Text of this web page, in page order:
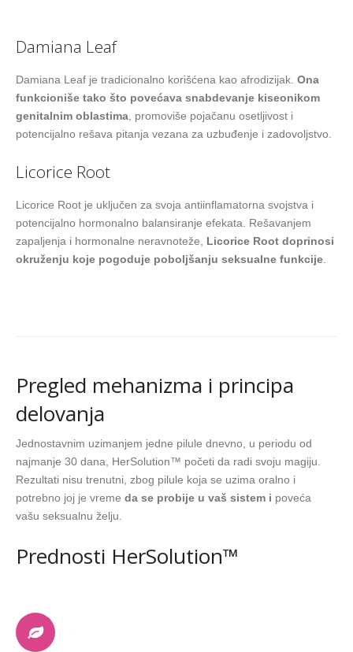
Damiana Leaf
Damiana Leaf je tradicionalno korišćena kao afrodizijak. Ona
funkcioniše tako što povećava snabdevanje kiseonikom
genitalnim oblastima , promoviše pojačanu osetljivost i
potencijalno rešava pitanja vezana za uzbuđenje i zadovoljstvo.
Licorice Root
Licorice Root je uključen za svoja antiinflamatorna svojstva i
potencijalno hormonalno balansiranje efekata. Rešavanjem
zapaljenja i hormonalne neravnoteže, Licorice Root doprinosi
okruženju koje pogoduje poboljšanju seksualne funkcije
Pregled mehanizma i principa
delovanja
Jednostavnim uzimanjem jedne pilule dnevno, u periodu od
najmanje 30 dana, HerSolution™ početi da radi svoju magiju.
Rezultati nisu trenutni, zbog pilule koja se uzima oralno i
potrebno joj je vreme da se probije u vaš sistem i poveća
vašu seksualnu želju.
Prednosti HerSolution™